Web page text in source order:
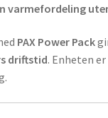
varmefordeling
PAX Power Pack
driftstid. Enheten